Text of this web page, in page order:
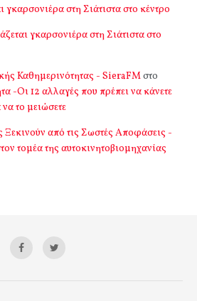
γκαρσονιέρα στη Σιάτιστα στο κέντρο
γκαρσονιέρα στη Σιάτιστα στο
Καθημερινότητας - SieraFMστο
-Οι 12 αλλαγές που πρέπει να κάνετε
το μειώσετε
Ξεκινούν από τις Σωστές Αποφάσεις -
τομέα της αυτοκινητοβιομηχανίας